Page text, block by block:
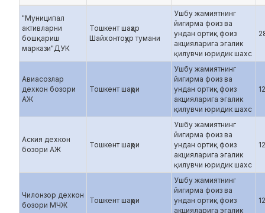
"Муниципал
активларни
бошқариш
маркази"ДУК
Тошкент шаҳар
Шайхонтоҳур тумани
Ушбу жамиятнинг
йигирма фоиз ва
ундан ортиқ фоиз
акцияларига эгалик
қилувчи юридик шахс
Авиасозлар
дехкон бозори
АЖ
Тошкент шаҳри
Ушбу жамиятнинг
йигирма фоиз ва
ундан ортиқ фоиз
акцияларига эгалик
қилувчи юридик шахс
Аския дехкон
бозори АЖ
Тошкент шаҳри
Ушбу жамиятнинг
йигирма фоиз ва
ундан ортиқ фоиз
акцияларига эгалик
қилувчи юридик шахс
Чилонзор дехкон
бозори МЧЖ
Тошкент шаҳри
Ушбу жамиятнинг
йигирма фоиз ва
ундан ортиқ фоиз
акцияларига эгалик